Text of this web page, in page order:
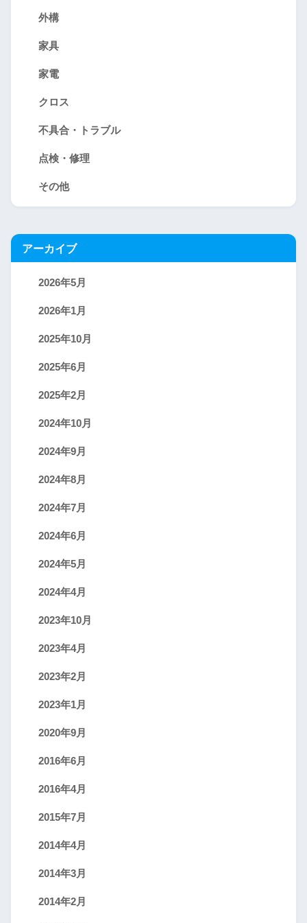
外構
家具
家電
クロス
不具合・トラブル
点検・修理
その他
アーカイブ
2026年5月
2026年1月
2025年10月
2025年6月
2025年2月
2024年10月
2024年9月
2024年8月
2024年7月
2024年6月
2024年5月
2024年4月
2023年10月
2023年4月
2023年2月
2023年1月
2020年9月
2016年6月
2016年4月
2015年7月
2014年4月
2014年3月
2014年2月